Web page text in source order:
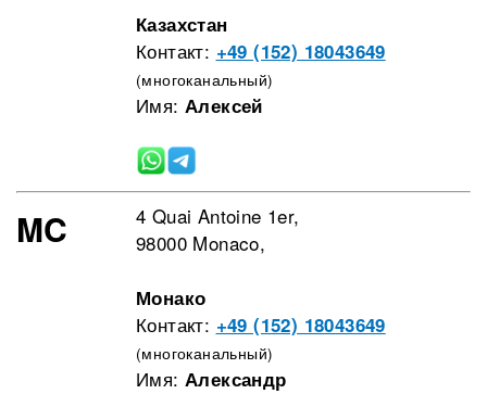
Казахстан
Контакт: +49 (152) 18043649
(многоканальный)
Имя: Алексей
MC
4 Quai Antoine 1er,
98000 Monaco,
Монако
Контакт: +49 (152) 18043649
(многоканальный)
Имя: Александр